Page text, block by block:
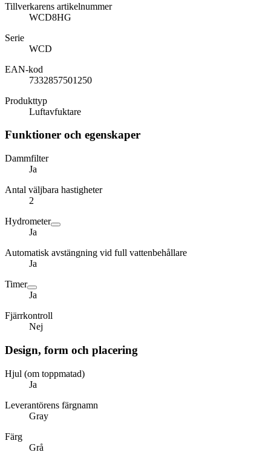
Tillverkarens artikelnummer
WCD8HG
Serie
WCD
EAN-kod
7332857501250
Produkttyp
Luftavfuktare
Funktioner och egenskaper
Dammfilter
Ja
Antal väljbara hastigheter
2
Hydrometer
Ja
Automatisk avstängning vid full vattenbehållare
Ja
Timer
Ja
Fjärrkontroll
Nej
Design, form och placering
Hjul (om toppmatad)
Ja
Leverantörens färgnamn
Gray
Färg
Grå